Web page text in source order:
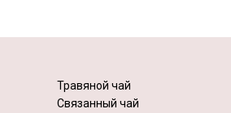
Травяной чай
Связанный чай